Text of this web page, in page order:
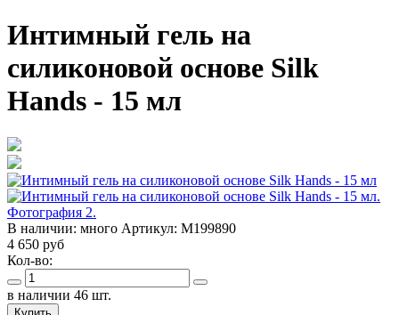
Интимный гель на
силиконовой основе Silk
Hands - 15 мл
В наличии: много Артикул: M199890
4 650 руб
Кол-во:
в наличии 46 шт.